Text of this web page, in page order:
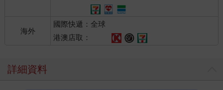
海外
國際快遞：全球
港澳店取：
詳細資料